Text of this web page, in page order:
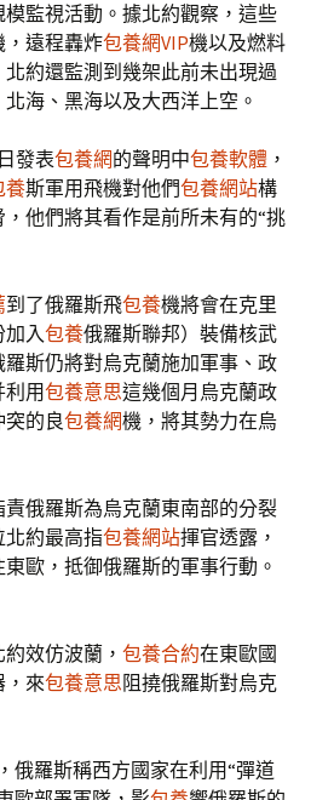
監視活動。據北約觀察，這些
，遠程轟炸包養網VIP機以及燃料
約還監測到幾架此前未出現過
海、黑海以及大西洋上空。
發表包養網的聲明中包養軟體 ，
養斯軍用飛機對他們包養網站構
，他們將其看作是前所未有的“挑
到了俄羅斯飛包養機將會在克里
加入包養俄羅斯聯邦）裝備核武
斯仍將對烏克蘭施加軍事、政
用包養意思這幾個月烏克蘭政
的良包養網機，將其勢力在烏
責俄羅斯為烏克蘭東南部的分裂
北約最高指包養網站揮官透露，
東歐，抵御俄羅斯的軍事行動。
效仿波蘭， 包養合約在東歐國
，來包養意思阻撓俄羅斯對烏克
俄羅斯稱西方國家在利用“彈道